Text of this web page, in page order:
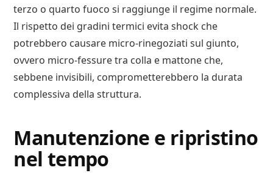
terzo o quarto fuoco si raggiunge il regime normale.
Il rispetto dei gradini termici evita shock che
potrebbero causare micro-rinegoziati sul giunto,
ovvero micro-fessure tra colla e mattone che,
sebbene invisibili, comprometterebbero la durata
complessiva della struttura.
Manutenzione e ripristino
nel tempo